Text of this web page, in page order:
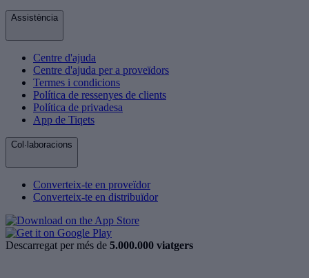
Assistència
Centre d'ajuda
Centre d'ajuda per a proveïdors
Termes i condicions
Política de ressenyes de clients
Política de privadesa
App de Tiqets
Col·laboracions
Converteix-te en proveïdor
Converteix-te en distribuïdor
Descarregat per més de 5.000.000 viatgers